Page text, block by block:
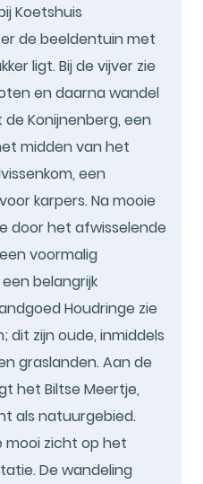
Koetshuis
de beeldentuin met
ligt. Bij de vijver zie
en daarna wandel
Konijnenberg, een
midden van het
een
karpers. Na mooie
door het afwisselende
voormalig
belangrijk
Houdringe zie
dit zijn oude, inmiddels
graslanden. Aan de
het Biltse Meertje,
als natuurgebied.
mooi zicht op het
De wandeling